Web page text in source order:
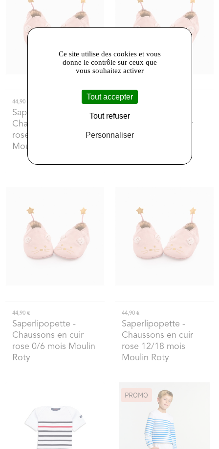
44,90 €
Saperlipopette
Chaussons en cuir
rose 6/12 mois
Moulin Roty
44,90 €
Saperlipopette
Chaussons en cuir
rose 18/24 mois
44,90 €
Saperlipopette -
Chaussons en cuir
rose 0/6 mois Moulin
Roty
44,90 €
Saperlipopette -
Chaussons en cuir
rose 12/18 mois
Moulin Roty
PROMO
Ce site utilise des cookies et vous
donne le contrôle sur ceux que
vous souhaitez activer
Tout accepter
Tout refuser
Personnaliser